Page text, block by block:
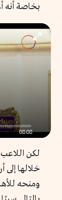
بخاصة أنه
08:08
Enter
لكن
خلالها
ومنحه